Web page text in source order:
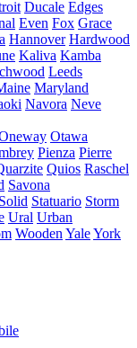
Ducale Edges
Even Fox Grace
Hannover Hardwood
Kaliva Kamba
Leeds
Maryland
Navora Neve
Otawa
Pienza Pierre
Quios Raschel
Savona
Solid Statuario Storm
Ural Urban
Wooden YaleYork